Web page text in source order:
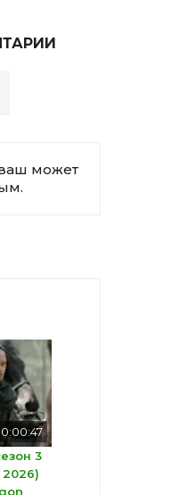
может
3
2026)